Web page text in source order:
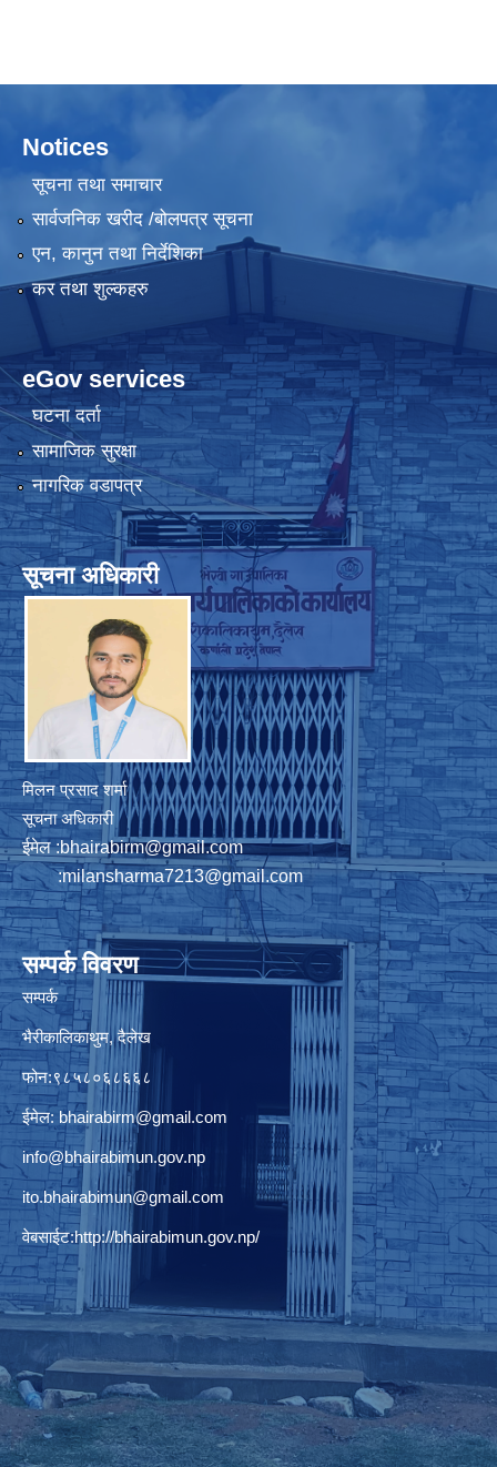
Notices
सूचना तथा समाचार
सार्वजनिक खरीद /बोलपत्र सूचना
एन, कानुन तथा निर्देशिका
कर तथा शुल्कहरु
eGov services
घटना दर्ता
सामाजिक सुरक्षा
नागरिक वडापत्र
सूचना अधिकारी
मिलन प्रसाद शर्मा
सूचना अधिकारी
ईमेल :bhairabirm@gmail.com
:milansharma7213@gmail.com
सम्पर्क विवरण
सम्पर्क
भैरीकालिकाथुम, दैलेख
फोन:९८५८०६८६६८
ईमेल: bhairabirm@gmail.com
info@bhairabimun.gov.np
ito.bhairabimun@gmail.com
वेबसाईट:http://bhairabimun.gov.np/